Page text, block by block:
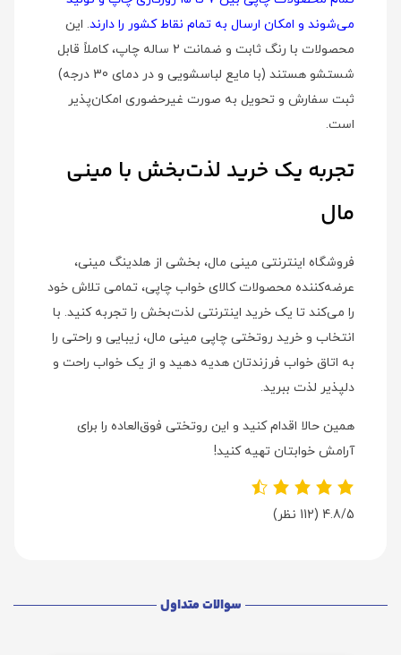
می‌شوند و امکان ارسال به تمام نقاط کشور را دارند. این
محصولات با رنگ ثابت و ضمانت 2 ساله چاپ، کاملاً قابل
شستشو هستند (با مایع لباسشویی و در دمای 30 درجه)
ثبت سفارش و تحویل به صورت غیرحضوری امکان‌پذیر
است.
تجربه یک خرید لذت‌بخش با مینی
مال
فروشگاه اینترنتی مینی مال، بخشی از هلدینگ مینی،
عرضه‌کننده محصولات کالای خواب چاپی، تمامی تلاش خود
را می‌کند تا یک خرید اینترنتی لذت‌بخش را تجربه کنید. با
انتخاب و خرید روتختی چاپی مینی مال، زیبایی و راحتی را
به اتاق خواب فرزندتان هدیه دهید و از یک خواب راحت و
دلپذیر لذت ببرید.
همین حالا اقدام کنید و این روتختی فوق‌العاده را برای
آرامش خوابتان تهیه کنید!
4.8/5 (112 نظر)
سوالات متداول